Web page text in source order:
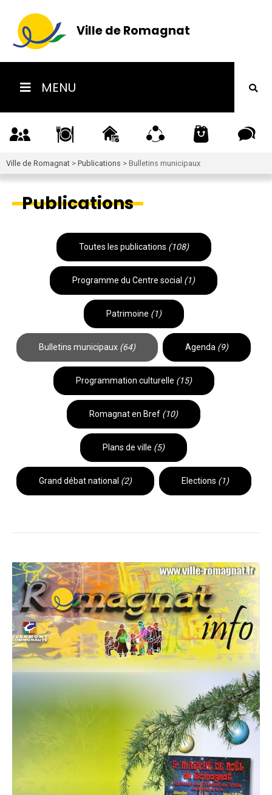
Ville de Romagnat
MENU
Ville de Romagnat > Publications > Bulletins municipaux
Publications
Toutes les publications (108)
Programme du Centre social (1)
Patrimoine (1)
Bulletins municipaux (64) Agenda (9)
Programmation culturelle (15)
Romagnat en Bref (10)
Plans de ville (5)
Grand débat national (2) Elections (1)